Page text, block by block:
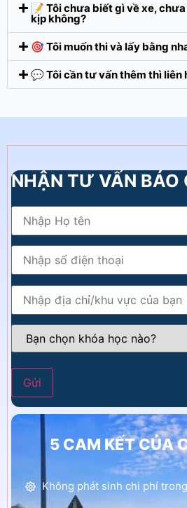
📝 Tôi chưa biết gì về xe,
kịp không?
🎯 Tôi muốn thi và lấy bằng
💬 Tôi cần tư vấn thêm thì liên
NHẬN TƯ VẤN BÁO
5 CAM KẾT CỦA
Không phát sinh chi phí